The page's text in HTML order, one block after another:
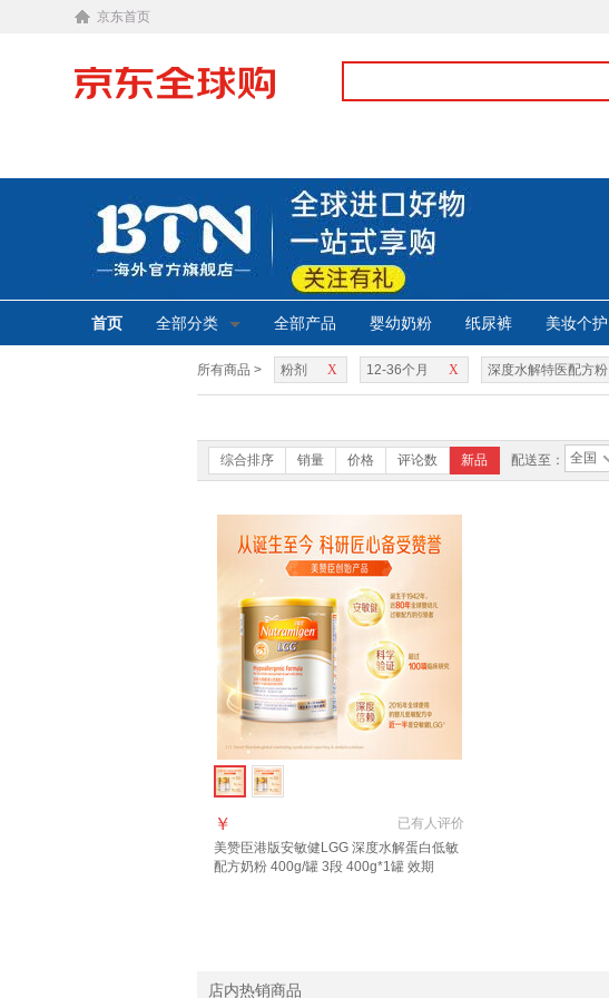
京东首页
首页 全部分类 全部产品 婴幼奶粉 纸尿裤 美妆个护
所有商品 > X
粉剂 X
12-36个月 深度水解特医配方粉
综合排序 销量 价格 评论数 新品 配送至： 全国
已有人评价
￥
美赞臣港版安敏健LGG 深度水解蛋白低敏
配方奶粉 400g/罐 3段 400g*1罐 效期
店内热销商品